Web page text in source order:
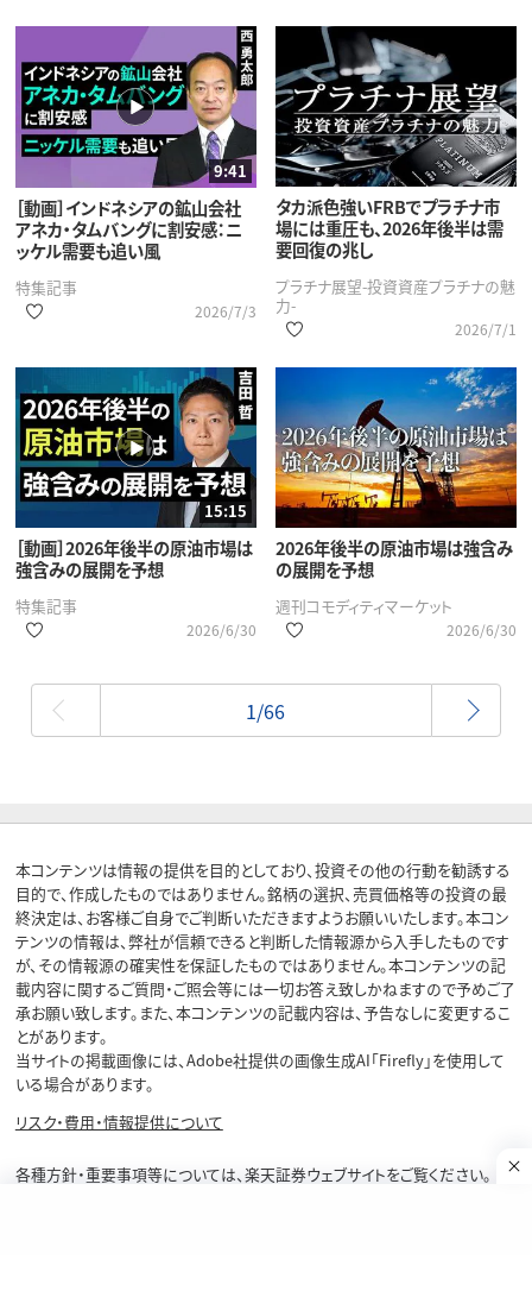
9:41
［動画］インドネシアの鉱山会社
アネカ・タムバングに割安感：ニ
ッケル需要も追い風
特集記事
2026/7/3
タカ派色強いFRBでプラチナ市
場には重圧も、2026年後半は需
要回復の兆し
プラチナ展望-投資資産プラチナの魅
力-
2026/7/1
15:15
［動画］2026年後半の原油市場は
強含みの展開を予想
特集記事
2026/6/30
2026年後半の原油市場は強含み
の展開を予想
週刊コモディティマーケット
2026/6/30
最初
1/66
本コンテンツは情報の提供を目的としており、投資その他の行動を勧誘する
目的で、作成したものではありません。銘柄の選択、売買価格等の投資の最
終決定は、お客様ご自身でご判断いただきますようお願いいたします。本コン
テンツの情報は、弊社が信頼できると判断した情報源から入手したものです
が、その情報源の確実性を保証したものではありません。本コンテンツの記
載内容に関するご質問・ご照会等には一切お答え致しかねますので予めご了
承お願い致します。また、本コンテンツの記載内容は、予告なしに変更するこ
とがあります。
当サイトの掲載画像には、Adobe社提供の画像生成AI「Firefly」を使用して
いる場合があります。
リスク・費用・情報提供について
各種方針・重要事項等については、楽天証券ウェブサイトをご覧ください。
お金
業界で永遠のライバル グロースかバリュ
ーどちらを選ぶ？
投票する
お金
業界で永遠のライバル グロースかバリュ
ーどちらを選ぶ？
投票する